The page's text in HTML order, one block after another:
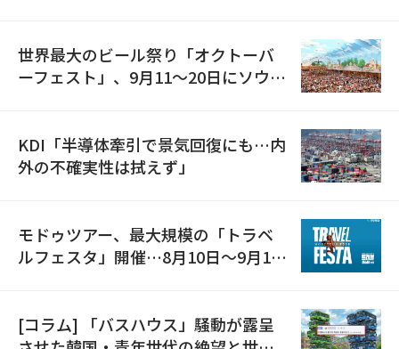
世界最大のビール祭り「オクトーバ
ーフェスト」、9月11〜20日にソウル
KDI「半導体牽引で景気回復にも…内
外の不確実性は拭えず」
モドゥツアー、最大規模の「トラベ
ルフェスタ」開催…8月10日～9月11
[コラム] 「バスハウス」騒動が露呈